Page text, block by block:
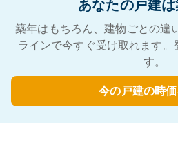
あなたの戸建は
築年はもちろん、建物ごとの違
ラインで今すぐ受け取れます
す。
今の戸建の時